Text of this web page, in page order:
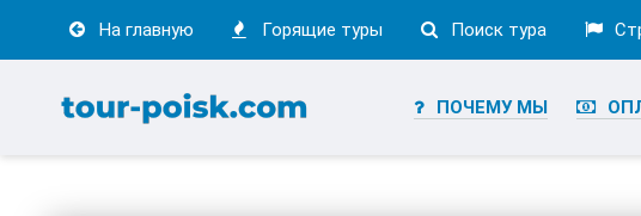
На главную Горящие туры Поиск тура
ПОЧЕМУ МЫ